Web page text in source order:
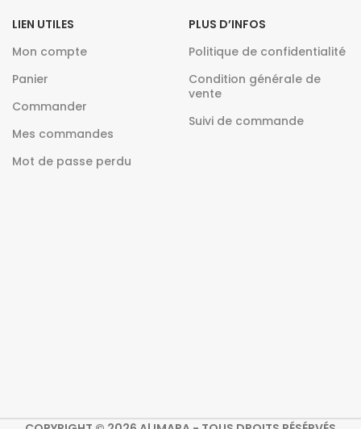
LIEN UTILES
Mon compte
Panier
Commander
Mes commandes
Mot de passe perdu
PLUS D’INFOS
Politique de confidentialité
Condition générale de
vente
Suivi de commande